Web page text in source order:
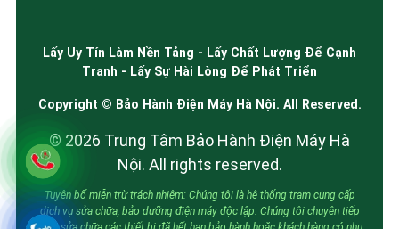
Lấy Uy Tín Làm Nền Tảng - Lấy Chất Lượng Để Cạnh
Tranh - Lấy Sự Hài Lòng Để Phát Triển
Copyright © Bảo Hành Điện Máy Hà Nội. All Reserved.
© 2026 Trung Tâm Bảo Hành Điện Máy Hà
Nội. All rights reserved.
Tuyên bố miễn trừ trách nhiệm: Chúng tôi là hệ thống trạm cung cấp
dịch vụ sửa chữa, bảo dưỡng điện máy độc lập. Chúng tôi chuyên tiếp